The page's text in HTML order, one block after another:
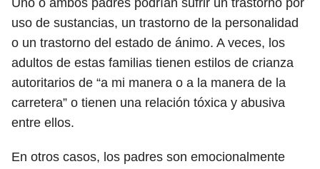
Uno o ambos padres podrían sufrir un trastorno por
uso de sustancias, un trastorno de la personalidad
o un trastorno del estado de ánimo. A veces, los
adultos de estas familias tienen estilos de crianza
autoritarios de “a mi manera o a la manera de la
carretera” o tienen una relación tóxica y abusiva
entre ellos.
En otros casos, los padres son emocionalmente